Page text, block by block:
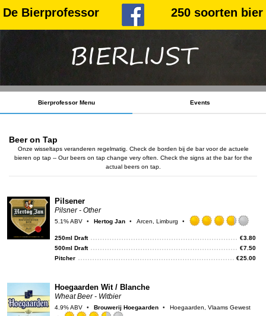
De Bierprofessor 250 soorten bier
BIERLIJST
Bierprofessor Menu Events
Beer on Tap
Onze wisseltaps veranderen regelmatig. Check de borden bij de bar voor de actuele
bieren op tap -- Our beers on tap change very often. Check the signs at the bar for the
actual beers on tap.
Pilsener
Pilsner - Other
5.1% ABV Hertog Jan
Arcen, Limburg
3.75
out
250ml Draft €3.80
500ml Draft
€7.50
Pitcher
€25.00
Hoegaarden Wit / Blanche
Wheat Beer - Witbier
4.9% ABV Brouwerij Hoegaarden Hoegaarden, Vlaams Gewest